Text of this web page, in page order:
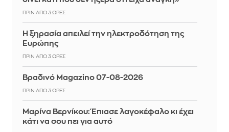
ΠΡΙΝ ΑΠΌ 3 ΏΡΕΣ
Η ξηρασία απειλεί την ηλεκτροδότηση της
Ευρώπης
ΠΡΙΝ ΑΠΌ 3 ΏΡΕΣ
Βραδινό Magazino 07-08-2026
ΠΡΙΝ ΑΠΌ 3 ΏΡΕΣ
Μαρίνα Βερνίκου: Έπιασε λαγοκέφαλο κι έχει
κάτι να σου πει για αυτό